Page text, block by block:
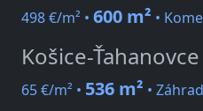
498 €/m² • 600 m² •
Košice-Ťahanovce
65 €/m² • 536 m² •